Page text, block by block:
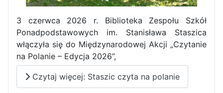
3 czerwca 2026 r. Biblioteka Zespołu Szkół
Ponadpodstawowych im. Stanisława Staszica
włączyła się do Międzynarodowej Akcji „Czytanie
na Polanie – Edycja 2026”,
Czytaj więcej: Staszic czyta na polanie